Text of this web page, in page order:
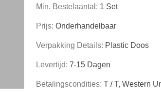
Min. Bestelaantal: 1 Set
Prijs: Onderhandelbaar
Verpakking Details: Plastic Doos
Levertijd: 7-15 Dagen
Betalingscondities: T / T, Western